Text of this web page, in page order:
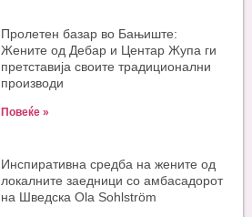
Пролетен базар во Бањиште:
Жените од Дебар и Центар Жупа ги
претставија своите традиционални
производи
Повеќе »
Инспиративна средба на жените од
локалните заедници со амбасадорот
на Шведска Ola Sohlström